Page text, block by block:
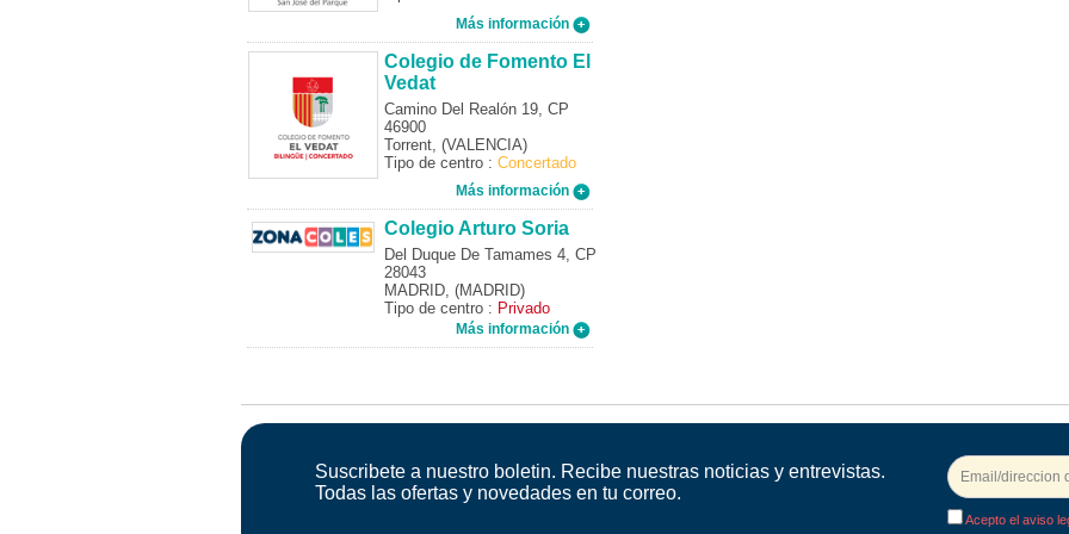
Más información
Colegio de Fomento El
Vedat
Camino Del Realón 19, CP
46900
Torrent, (VALENCIA)
Tipo de centro : Concertado
Más información
Colegio Arturo Soria
Del Duque De Tamames 4, CP
28043
MADRID, (MADRID)
Tipo de centro : Privado
Más información
Suscribete a nuestro boletin. Recibe nuestras noticias y entrevistas.
Todas las ofertas y novedades en tu correo.
Acepto el aviso